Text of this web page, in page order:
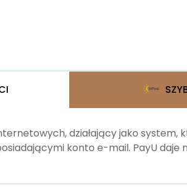
działający jako
konto e-mail. PayU